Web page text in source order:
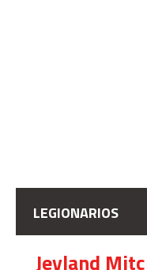
LEGIONARIOS
Jeyland